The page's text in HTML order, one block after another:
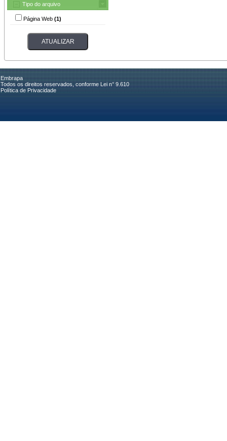
Tipo do arquivo
Página Web (1)
Embrapa
Todos os direitos reservados, conforme Lei n° 9.610
Política de Privacidade